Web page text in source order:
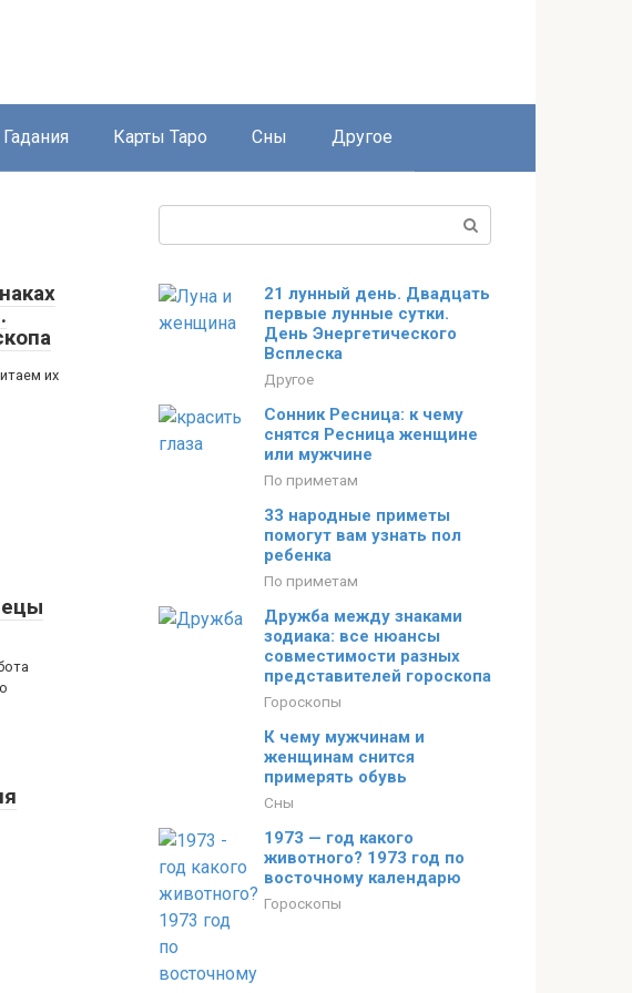
Гадания Карты Таро Сны Другое
их
21 лунный день. Двадцать
первые лунные сутки.
День Энергетического
Всплеска
Другое
Сонник Ресница: к чему
снятся Ресница женщине
или мужчине
По приметам
33 народные приметы
помогут вам узнать пол
ребенка
По приметам
Дружба между знаками
зодиака: все нюансы
совместимости разных
представителей гороскопа
Гороскопы
К чему мужчинам и
женщинам снится
примерять обувь
Сны
1973 — год какого
животного? 1973 год по
восточному календарю
Гороскопы